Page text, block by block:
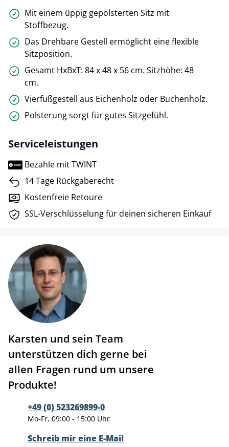
Mit einem üppig gepolsterten Sitz mit
Stoffbezug.
Das Drehbare Gestell ermöglicht eine flexible
Sitzposition.
Gesamt HxBxT: 84 x 48 x 56 cm. Sitzhöhe: 48
cm.
Vierfußgestell aus Eichenholz oder Buchenholz.
Polsterung sorgt für gutes Sitzgefühl.
Serviceleistungen
Bezahle mit TWINT
14 Tage Rückgaberecht
Kostenfreie Retoure
SSL-Verschlüsselung für deinen sicheren Einkauf
Karsten und sein Team
unterstützen dich gerne bei
allen Fragen rund um unsere
Produkte!
+49 (0) 523269899-0
Mo-Fr, 09:00 - 15:00 Uhr
Schreib mir eine E-Mail